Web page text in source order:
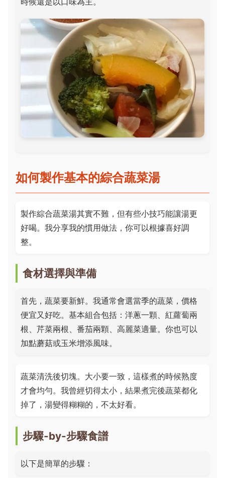
如何製作基本的綜合蔬菜湯
製作綜合蔬菜湯其實不難，但有些小技巧能讓湯更
好喝。我分享我的慣用做法，你可以根據喜好調
整。
食材選擇與準備
首先，蔬菜要新鮮。我通常會選當季的蔬菜，價格
便宜又好吃。基本組合包括：洋蔥一顆、紅蘿蔔兩
根、芹菜兩根、番茄兩顆、高麗菜適量。你也可以
加點蘑菇或玉米增添風味。
蔬菜清洗後切塊。大小要一致，這樣煮的時候熟度
才會均勻。我曾經切得太小，結果煮完後蔬菜都化
掉了，湯變得糊糊的，不太好看。
步驟-by-步驟食譜
以下是簡單的步驟：